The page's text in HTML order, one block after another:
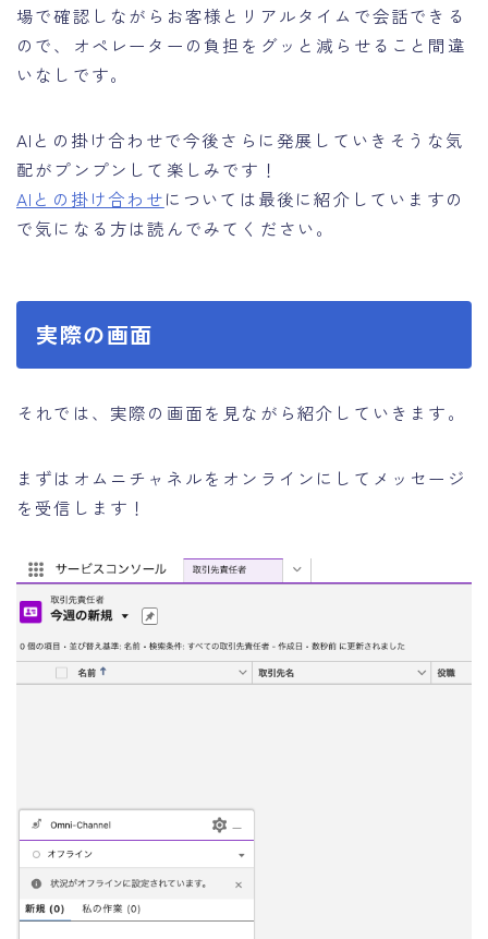
場で確認しながらお客様とリアルタイムで会話できる
ので、オペレーターの負担をグッと減らせること間違
いなしです。
AIとの掛け合わせで今後さらに発展していきそうな気
配がプンプンして楽しみです！
AIとの掛け合わせについては最後に紹介していますの
で気になる方は読んでみてください。
実際の画面
それでは、実際の画面を見ながら紹介していきます。
まずはオムニチャネルをオンラインにしてメッセージ
を受信します！